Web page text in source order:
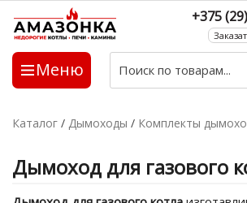
Меню
+375
Каталог / Дымоходы / Комплекты
Дымоход для газового